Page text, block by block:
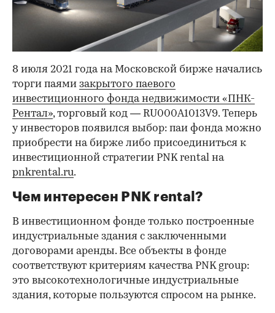
8 июля 2021 года на Московской бирже начались
торги паями закрытого паевого
инвестиционного фонда недвижимости «ПНК-
Рентал», торговый код — RU000A1013V9. Теперь
у инвесторов появился выбор: паи фонда можно
приобрести на бирже либо присоединиться к
инвестиционной стратегии PNK rental на
pnkrental.ru.
Чем интересен PNK rental?
В инвестиционном фонде только построенные
индустриальные здания с заключенными
договорами аренды. Все объекты в фонде
соответствуют критериям качества PNK group:
это высокотехнологичные индустриальные
здания, которые пользуются спросом на рынке.